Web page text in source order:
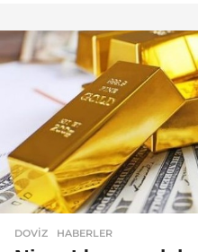
l
a
g
o
DOVIZ ,HABERLER